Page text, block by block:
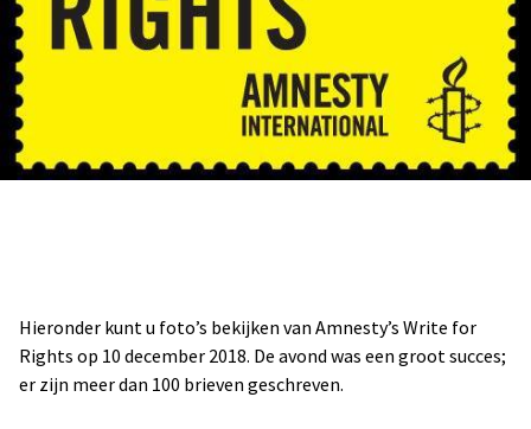
Hieronder kunt u foto’s bekijken van Amnesty’s Write for
Rights op 10 december 2018. De avond was een groot succes;
er zijn meer dan 100 brieven geschreven.